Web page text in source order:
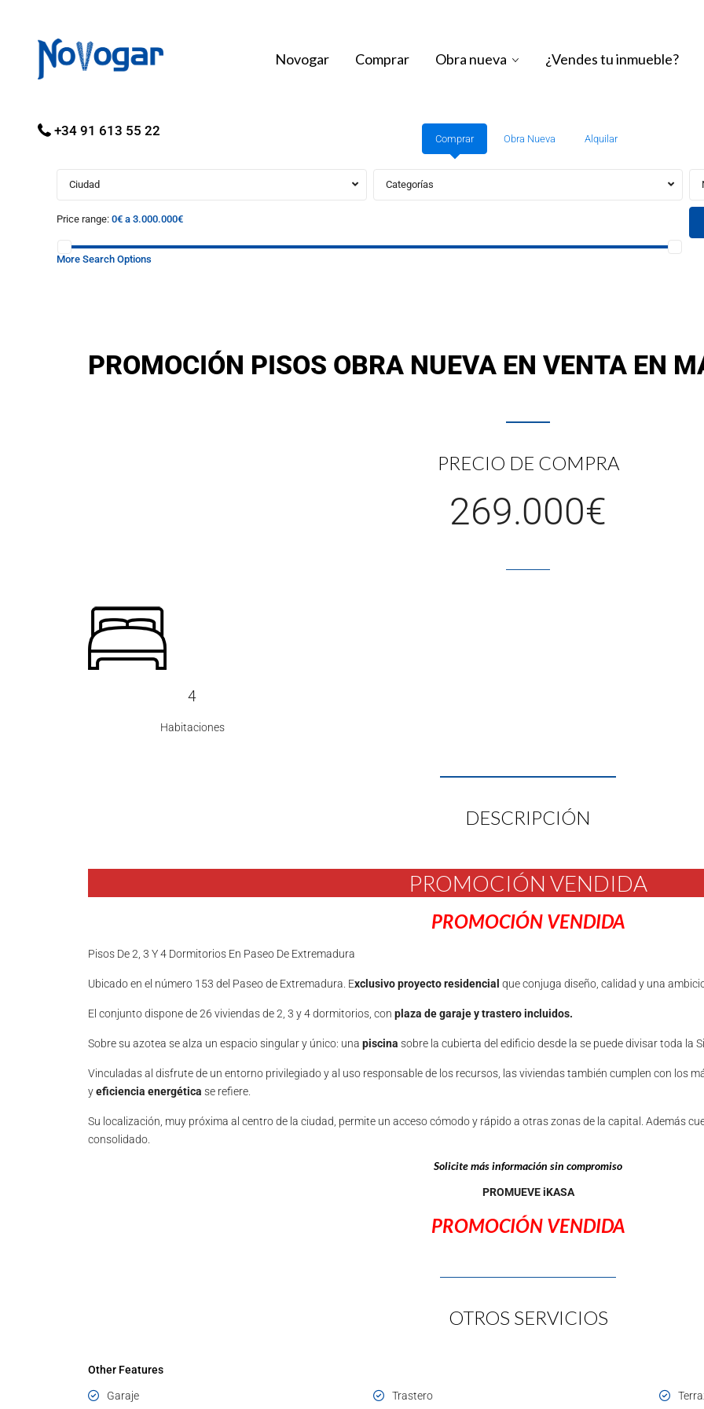
Novogar Comprar Obra nueva ¿Vendes tu inmueble?
+34 91 613 55 22
Comprar Obra Nueva Alquilar
Ciudad Categorías
Price range: 0€ a 3.000.000€
More Search Options
PROMOCIÓN PISOS OBRA NUEVA EN VENTA EN
PRECIO DE COMPRA
269.000€
4
Habitaciones
DESCRIPCIÓN
PROMOCIÓN VENDIDA
PROMOCIÓN VENDIDA
Pisos De 2, 3 Y 4 Dormitorios En Paseo De Extremadura
Ubicado en el número 153 del Paseo de Extremadura. Exclusivo proyecto residencial que conjuga diseño, calidad y una
El conjunto dispone de 26 viviendas de 2, 3 y 4 dormitorios, con plaza de garaje y trastero incluidos.
Sobre su azotea se alza un espacio singular y único: una piscina sobre la cubierta del edificio desde la se puede divisar toda la
Vinculadas al disfrute de un entorno privilegiado y al uso responsable de los recursos, las viviendas también cumplen con los
yeficiencia energética se refiere.
Su localización, muy próxima al centro de la ciudad, permite un acceso cómodo y rápido a otras zonas de la capital. Además
consolidado.
Solicite más información sin compromiso
PROMUEVE iKASA
PROMOCIÓN VENDIDA
OTROS SERVICIOS
Other Features
Garaje Trastero